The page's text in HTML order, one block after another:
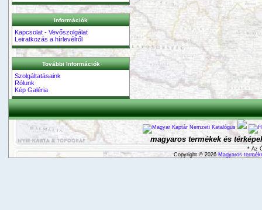
Információk
Kapcsolat - Vevőszolgálat
Leiratkozás a hírlevélről
További Információk
Szolgáltatásaink
Rólunk
Kép Galéria
magyaros termékek és
* Az
Copyright © 2026 Magyaros